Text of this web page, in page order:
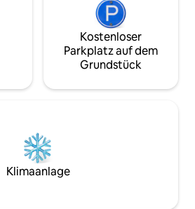
Kostenloser
Parkplatz auf dem
Grundstück
Klimaanlage